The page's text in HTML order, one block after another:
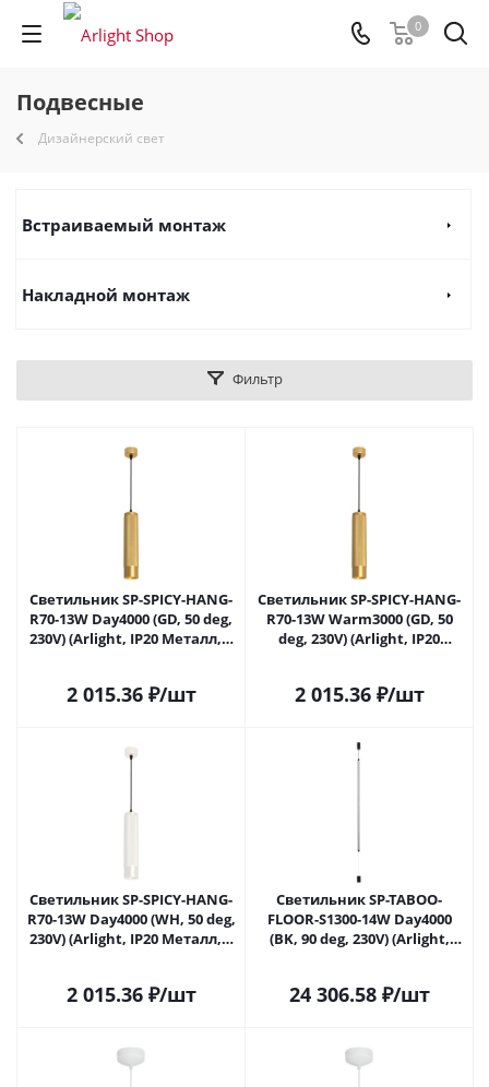
0
Подвесные
Дизайнерский свет
Встраиваемый монтаж
Накладной монтаж
Фильтр
Светильник SP-SPICY-HANG-
R70-13W Day4000 (GD, 50 deg,
230V) (Arlight, IP20 Металл, 3
2 015.36₽/шт
Светильник SP-SPICY-HANG-
R70-13W Warm3000 (GD, 50
deg, 230V) (Arlight, IP20
2 015.36₽/шт
Светильник SP-SPICY-HANG-
R70-13W Day4000 (WH, 50 deg,
230V) (Arlight, IP20 Металл, 3
2 015.36₽/шт
Светильник SP-TABOO-
FLOOR-S1300-14W Day4000
(BK, 90 deg, 230V) (Arlight,
24 306.58₽/шт